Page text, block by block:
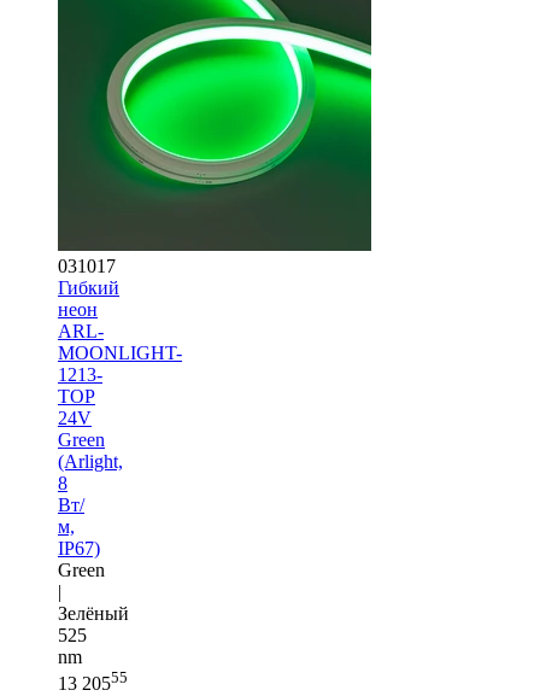
031017
Гибкий
неон
ARL-
MOONLIGHT-
1213-
TOP
24V
Green
(Arlight,
8
Вт/
м,
IP67)
Green
|
Зелёный
525
nm
13 20555